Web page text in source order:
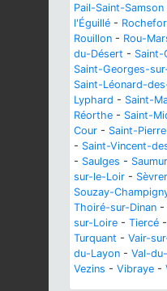
Pail-Saint-Samson
l'Éguillé -
Rouillon - Rou-
du-Désert - Saint-
Saint-Georges-
Saint-Léonard-
Lyphard - Saint-
Réorthe - Saint-
Cour - Saint-
- Saint-Vincent-
- Saulges - Saumur
sur-le-Loir -
Souzay-
Thoiré-sur-Dinan -
sur-Loire - Tiercé -
Turquant - Vair-
du-Layon - Val-
Vezins - Vibraye -